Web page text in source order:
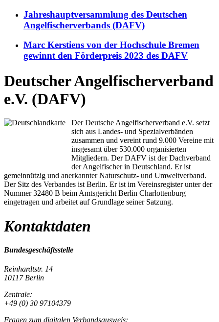
Jahreshauptversammlung des Deutschen
Angelfischerverbands (DAFV)
Marc Kerstiens von der Hochschule Bremen
gewinnt den Förderpreis 2023 des DAFV
Deutscher Angelfischerverband
e.V. (DAFV)
Der Deutsche Angelfischerverband e.V. setzt
sich aus Landes- und Spezialverbänden
zusammen und vereint rund 9.000 Vereine mit
insgesamt über 530.000 organisierten
Mitgliedern. Der DAFV ist der Dachverband
der Angelfischer in Deutschland. Er ist
gemeinnützig und anerkannter Naturschutz- und Umweltverband.
Der Sitz des Verbandes ist Berlin. Er ist im Vereinsregister unter der
Nummer 32480 B beim Amtsgericht Berlin Charlottenburg
eingetragen und arbeitet auf Grundlage seiner Satzung.
Kontaktdaten
Bundesgeschäftsstelle
Reinhardtstr. 14
10117 Berlin
Zentrale:
+49 (0) 30 97104379
Fragen zum digitalen Verbandsausweis: